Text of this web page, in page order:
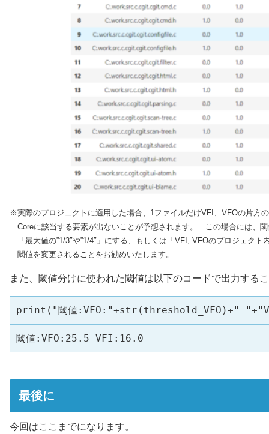
※実際のプロジェクトに適用した場合、1ファイルだけVFI、VFOの片方
Coreに該当する要素が出ないことが予想されます。 この場合には、閾
「最大値の”1/3″や”1/4″」にする、もしくは「VFI, VFOのプロジェク
閾値を変更されることをお勧めいたします。
また、閾値分けに使われた閾値は以下のコードで出力する
print("閾値:VFO:"+str(threshold_VFO)+"
閾値:VFO:25.5 VFI:16.0
最後に
今回はここまでになります。